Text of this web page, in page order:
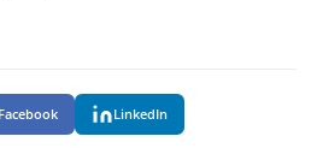
Facebook LinkedIn